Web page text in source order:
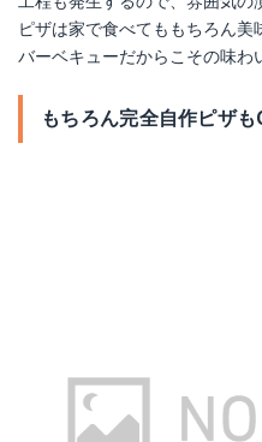
ピザは家で食べてももちろん
バーベキューだからこその味わ
もちろん完全自作ピザも